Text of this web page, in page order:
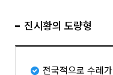
진시황의 도량형
전국적으로 수레